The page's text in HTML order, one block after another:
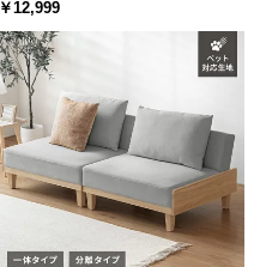
￥12,999